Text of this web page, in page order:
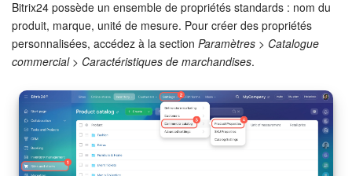
Téléphonie
Bitrix24 Messenger
Questions générales
Bitrix24 possède un ensemble de propriétés standards : nom du
produit, marque, unité de mesure. Pour créer des propriétés
personnalisées, accédez à la section Paramètres > Catalogue
commercial > Caractéristiques de marchandises.